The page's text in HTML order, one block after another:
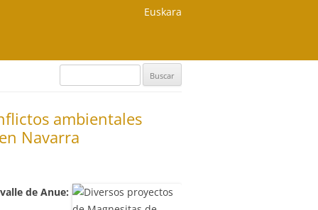
Euskara
Buscar:
ambientales
Navarra
de Anue: